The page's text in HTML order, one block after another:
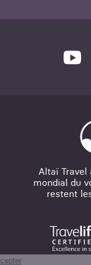
Altaï Travel
mondial du
restent